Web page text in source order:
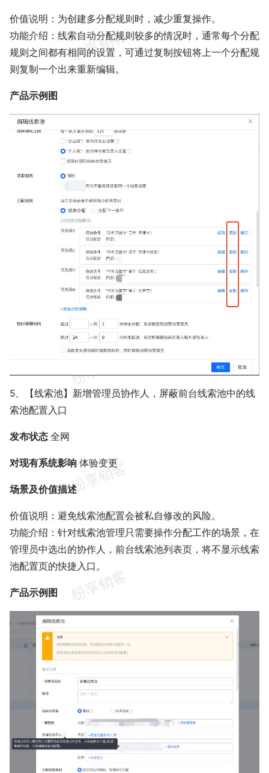
价值说明：为创建多分配规则时，减少重复操作。
功能介绍：线索自动分配规则较多的情况时，通常每个分配
规则之间都有相同的设置，可通过复制按钮将上一个分配规
则复制一个出来重新编辑。
产品示例图
5、【线索池】新增管理员协作人，屏蔽前台线索池中的线
索池配置入口
发布状态 全网
对现有系统影响 体验变更
场景及价值描述
价值说明：避免线索池配置会被私自修改的风险。
功能介绍：针对线索池管理只需要操作分配工作的场景，在
管理员中选出的协作人，前台线索池列表页，将不显示线索
池配置页的快捷入口。
产品示例图